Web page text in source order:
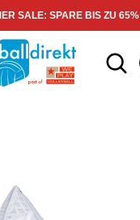
SALE: SPARE BIS ZU 65%